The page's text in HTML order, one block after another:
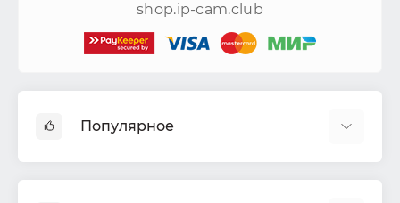
shop.ip-cam.club
Популярное